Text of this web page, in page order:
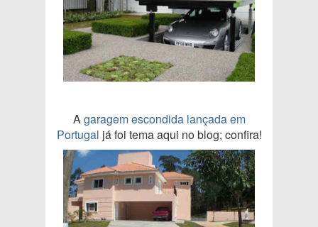
Agaragem escondida lançada em
Portugal já foi tema aqui no blog; confira!